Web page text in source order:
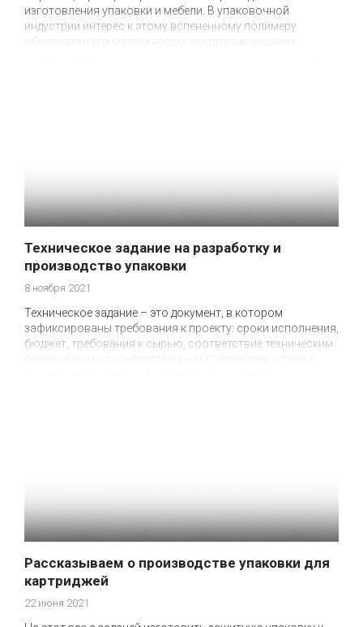
изготовления упаковки и мебели. В упаковочной
индустрии интерес к этому вспененному полимеру
обусловлен его малым весом, амортизирующими
Техническое задание на разработку и
производство упаковки
8 ноября 2021
Техническое задание – это документ, в котором
зафиксированы требования к проекту: сроки исполнения,
бюджет, требования к сырью, соответствие техническим
Рассказываем о производстве упаковки для
картриджей
22 июня 2021